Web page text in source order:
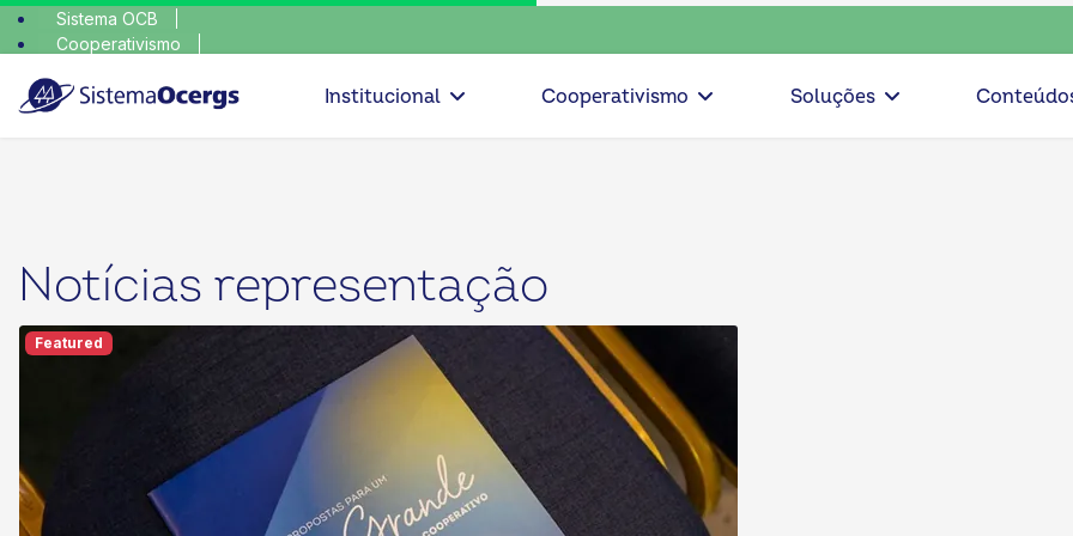
Sistema OCB
Cooperativismo
escolha consciente, escolha o coop • escolha consciente, escolha o
Institucional
Cooperativismo Soluções
Notícias representação
Featured